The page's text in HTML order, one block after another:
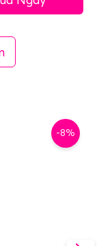
-8%